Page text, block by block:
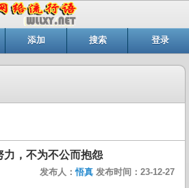
添加 搜索 登录
力，不为不公而抱怨
发布人：悟真 发布时间：23-12-27